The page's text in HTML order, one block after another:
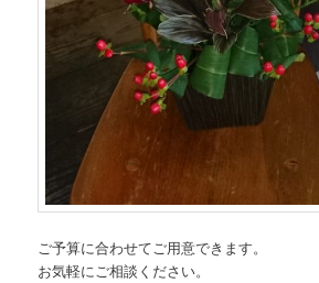
ご予算に合わせてご用意できます。
お気軽にご相談ください。